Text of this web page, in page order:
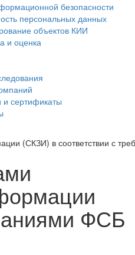
безопасности
персональных данных
объектов КИИ
и оценка
и сертификаты
(СКЗИ) в соответствии с
ФСБ